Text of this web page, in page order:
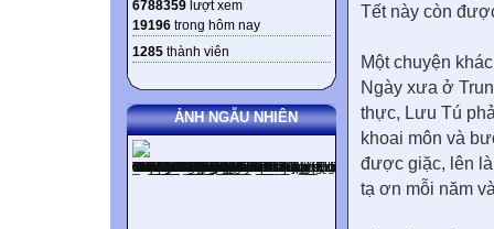
6788359 lượt xem
19196 trong hôm nay
1285 thành viên
ẢNH NGẪU NHIÊN
Tết này còn
Một chuyện
Ngày xưa ở
thực, Lưu Tú
khoai môn và
được giặc, lên
tạ ơn mỗi năm